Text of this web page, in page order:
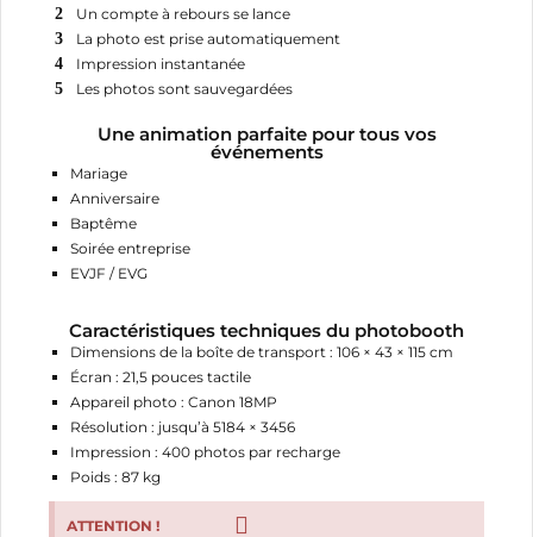
Un compte à rebours se lance
La photo est prise automatiquement
Impression instantanée
Les photos sont sauvegardées
Une animation parfaite pour tous vos
événements
Mariage
Anniversaire
Baptême
Soirée entreprise
EVJF / EVG
Caractéristiques techniques du photobooth
Dimensions de la boîte de transport : 106 × 43 × 115 cm
Écran : 21,5 pouces tactile
Appareil photo : Canon 18MP
Résolution : jusqu’à 5184 × 3456
Impression : 400 photos par recharge
Poids : 87 kg
ATTENTION !